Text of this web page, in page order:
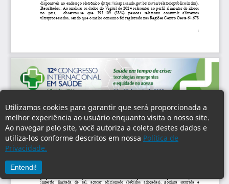
Utilizamos cookies para garantir que será proporcionada a
melhor experiência ao usuário enquanto visita o nosso site.
Ao navegar pelo site, você autoriza a coleta destes dados e
utiliza-los conforme descritos em nossa Política de
Privacidade.
Entendi!